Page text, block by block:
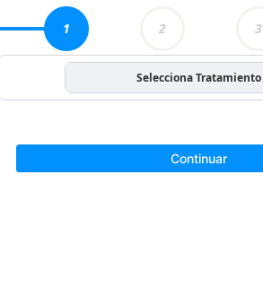
1 2 3
Selecciona Tratamiento
Continuar